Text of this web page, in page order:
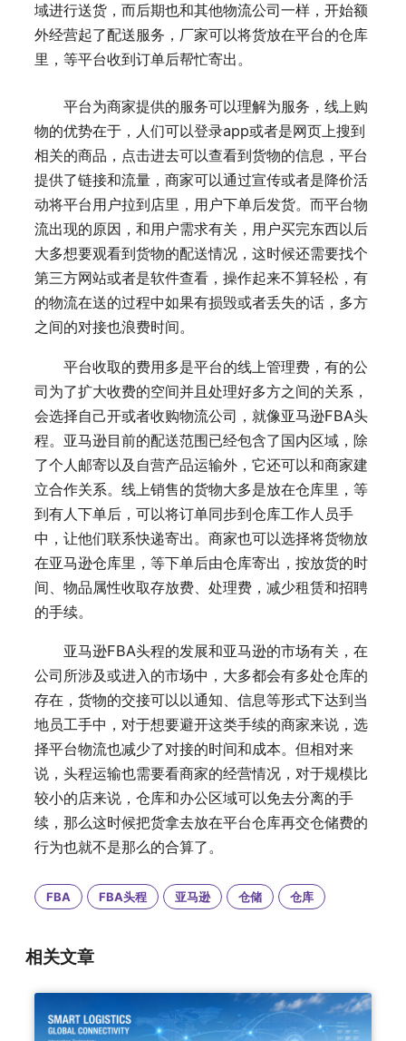
域进行送货，而后期也和其他物流公司一样，开始额
外经营起了配送服务，厂家可以将货放在平台的仓库
里，等平台收到订单后帮忙寄出。
平台为商家提供的服务可以理解为服务，线上购
物的优势在于，人们可以登录app或者是网页上搜到
相关的商品，点击进去可以查看到货物的信息，平台
提供了链接和流量，商家可以通过宣传或者是降价活
动将平台用户拉到店里，用户下单后发货。而平台物
流出现的原因，和用户需求有关，用户买完东西以后
大多想要观看到货物的配送情况，这时候还需要找个
第三方网站或者是软件查看，操作起来不算轻松，有
的物流在送的过程中如果有损毁或者丢失的话，多方
之间的对接也浪费时间。
平台收取的费用多是平台的线上管理费，有的公
司为了扩大收费的空间并且处理好多方之间的关系，
会选择自己开或者收购物流公司，就像亚马逊FBA头
程。亚马逊目前的配送范围已经包含了国内区域，除
了个人邮寄以及自营产品运输外，它还可以和商家建
立合作关系。线上销售的货物大多是放在仓库里，等
到有人下单后，可以将订单同步到仓库工作人员手
中，让他们联系快递寄出。商家也可以选择将货物放
在亚马逊仓库里，等下单后由仓库寄出，按放货的时
间、物品属性收取存放费、处理费，减少租赁和招聘
的手续。
亚马逊FBA头程的发展和亚马逊的市场有关，在
公司所涉及或进入的市场中，大多都会有多处仓库的
存在，货物的交接可以以通知、信息等形式下达到当
地员工手中，对于想要避开这类手续的商家来说，选
择平台物流也减少了对接的时间和成本。但相对来
说，头程运输也需要看商家的经营情况，对于规模比
较小的店来说，仓库和办公区域可以免去分离的手
续，那么这时候把货拿去放在平台仓库再交仓储费的
行为也就不是那么的合算了。
FBA FBA头程 亚马逊 仓储 仓库
相关文章